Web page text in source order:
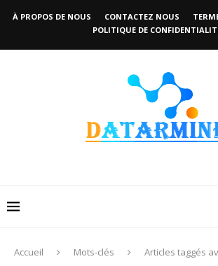
À PROPOS DE NOUS CONTACTEZ NOUS
POLITIQUE DE
Accueil Mots-clés Articles taggés